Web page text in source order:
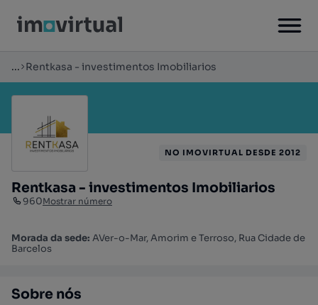
... Rentkasa - investimentos Imobiliarios
Rentkasa - investimentos Imobiliarios
960Mostrar número
Morada da sede: AVer-o-Mar, Amorim e Terroso, Rua Cidade de
Barcelos
NO IMOVIRTUAL DESDE 2012
Sobre nós